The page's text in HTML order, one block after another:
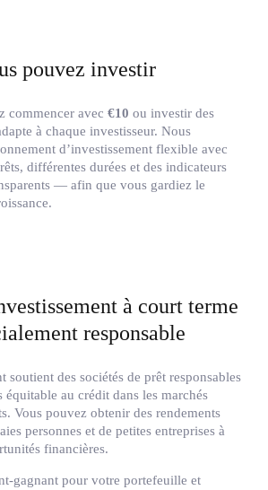
pouvez investir
commencer avec €10 ou investir des
à chaque investisseur. Nous
d’investissement flexible avec
différentes durées et des indicateurs
— afin que vous gardiez le
à court terme
responsable
soutient des sociétés de prêt responsables
au crédit dans les marchés
Vous pouvez obtenir des rendements
personnes et de petites entreprises à
financières.
gagnant pour votre portefeuille et